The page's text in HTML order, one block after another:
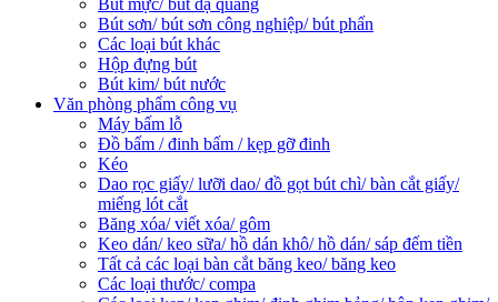
Bút sơn/ bút sơn công nghiệp/ bút phấn
Các loại bút khác
Hộp đựng bút
Bút kim/ bút nước
Văn phòng phẩm công vụ
Máy bấm lỗ
Đồ bấm / đinh bấm / kẹp gỡ đinh
Kéo
Dao rọc giấy/ lưỡi dao/ đồ gọt bút chì/ bàn cắt giấy/
miếng lót cắt
Băng xóa/ viết xóa/ gôm
Keo dán/ keo sữa/ hồ dán khô/ hồ dán/ sáp đếm tiền
Tất cả các loại bàn cắt băng keo/ băng keo
Các loại thước/ compa